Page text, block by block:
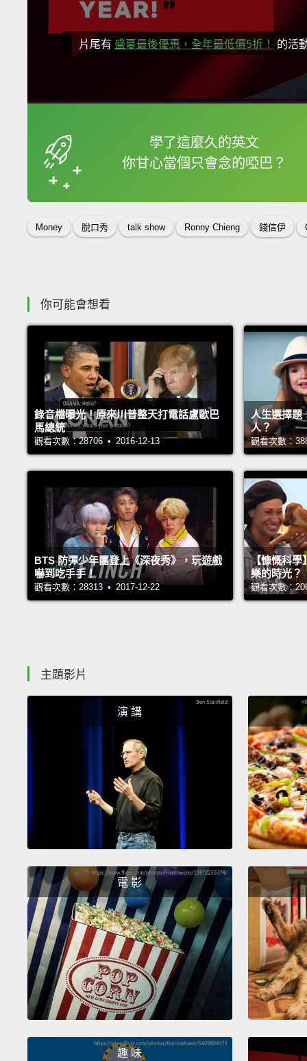
片尾有 盛夏最後優惠，全年最低價5折！ 的活
學了這麼久的英文
你甘心當個只會念的啞巴？
框選或點兩下字幕可
Money 脫口秀 talk show Ronny Chieng 錢信伊
你可能會想看
錄音檔曝光！原來川普整天打電話盧歐巴
馬總統
觀看次數：28706 • 2016-12-13
人生選擇題
人？
觀看次數：
BTS 防彈少年團登上《深夜秀》，玩遊戲
嚇到吃手手！
觀看次數：28313 • 2017-12-22
【慷慨科學
樂的時光？
觀看次數：
主題影片
演 講
電 影
趣 味